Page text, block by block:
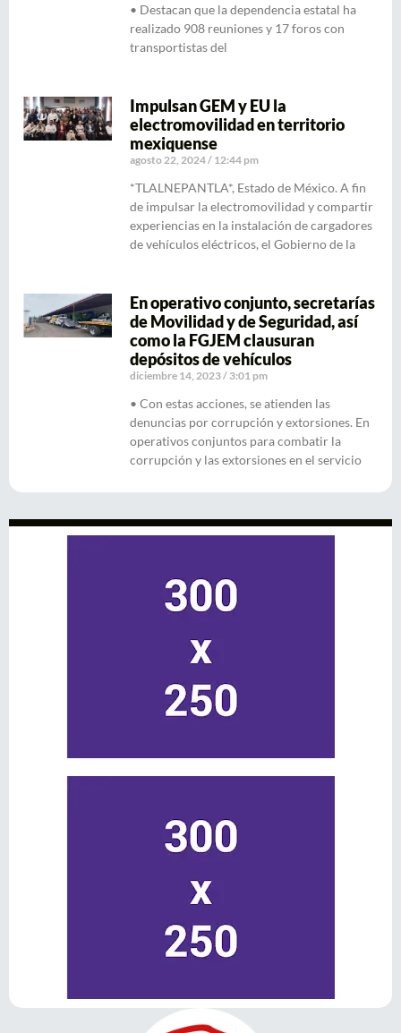
• Destacan que la dependencia estatal ha
realizado 908 reuniones y 17 foros con
transportistas del
Impulsan GEM y EU la
electromovilidad en territorio
mexiquense
agosto 22, 2024 12:44 pm
*TLALNEPANTLA*, Estado de México. A fin
de impulsar la electromovilidad y compartir
experiencias en la instalación de cargadores
de vehículos eléctricos, el Gobierno de la
En operativo conjunto, secretarías
de Movilidad y de Seguridad, así
como la FGJEM clausuran
depósitos de vehículos
diciembre 14, 2023 3:01 pm
• Con estas acciones, se atienden las
denuncias por corrupción y extorsiones. En
operativos conjuntos para combatir la
corrupción y las extorsiones en el servicio